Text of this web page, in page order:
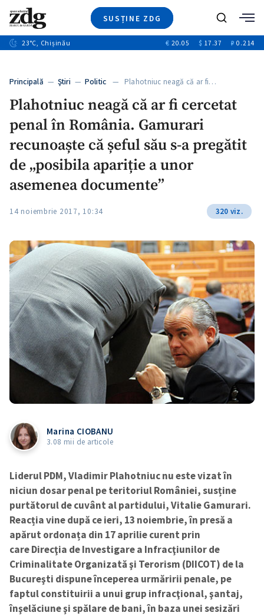
SUSȚINE ZDG
Ştiri
+6
Special
+1
+2
ZdGust
Caută
23°C, Chișinău € 20.05 $ 17.37 ₽ 0.214
Principală — Ştiri — Politic — Plahotniuc neagă că ar fi…
Plahotniuc neagă că ar fi cercetat
penal în România. Gamurari
recunoaște că șeful său s-a pregătit
de „posibila apariție a unor
asemenea documente”
14 noiembrie 2017, 10:34 320 viz.
Marina CIOBANU
3.08 mii de articole
Liderul PDM, Vladimir Plahotniuc nu este vizat în
niciun dosar penal pe teritoriul României, susține
purtătorul de cuvânt al partidului, Vitalie Gamurari.
Reacția vine după ce ieri, 13 noiembrie, în presă a
apărut ordonața din 17 aprilie curent prin
care Direcţia de Investigare a Infracţiunilor de
Criminalitate Organizată şi Terorism (DIICOT) de la
Bucureşti dispune începerea urmăririi penale, pe
faptul constituirii a unui grup infracţional, şantaj,
înşelăciune şi spălare de bani, în baza unei sesizări